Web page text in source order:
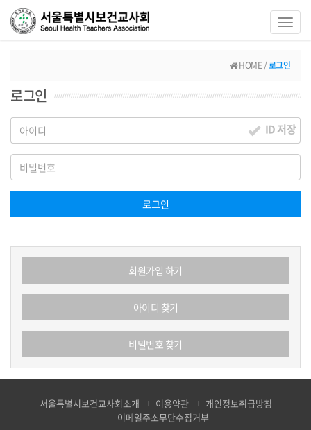
HOME /로그인
로그인
ID 저장
로그인
회원가입 하기
아이디 찾기
비밀번호 찾기
서울특별시보건교사회소개 이용약관
개인정보취급방침
이메일주소무단수집거부